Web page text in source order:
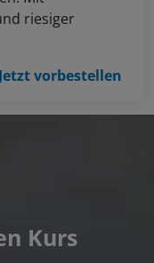
riesiger
Jetzt vorbestellen
Kurs